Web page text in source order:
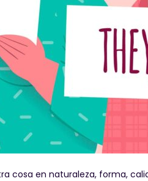
cosa en naturaleza, forma,